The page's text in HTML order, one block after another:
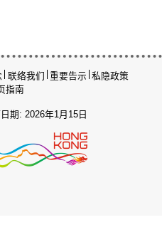
联络我们 重要告示 私隐政策
指南
期: 2026年1月15日